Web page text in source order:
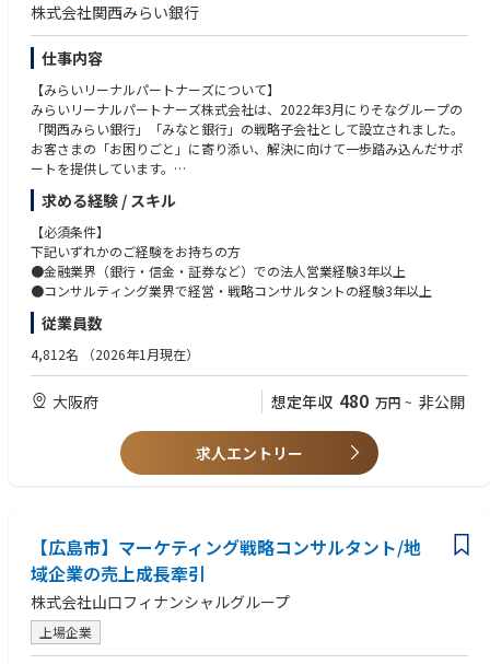
株式会社関西みらい銀行
仕事内容
【みらいリーナルパートナーズについて】
みらいリーナルパートナーズ株式会社は、2022年3月にりそなグループの
「関西みらい銀行」「みなと銀行」の戦略子会社として設立されました。
お客さまの「お困りごと」に寄り添い、解決に向けて一歩踏み込んだサポ
ートを提供しています。
関西みらい銀行では、以下の3つの事業を展開しています：
●伴走型コンサルティング事業（グループ独自手法「リーナル式」）
●購入型クラウドファンディング事業
●デジタル化・DX支援事業
金融の枠にとらわれない柔軟な発想で、お客さまの課題解決や地域の活性
化に取り組んでいます。
【募集職種：伴走型コンサルティング（リーナル式コンサルティング）】
本ポジションでは、みらいリーナルパートナーズ株式会社に出向し、「伴
いただきます。
アリング。そこから、お客さまの勝ちパターンや本質的な課題を明確化し
ます。
●その上で、現場の従業員にもご参加いただくワークショップを開催し、
お客さま自身が課題解決に取り組めるようサポートします。
求める経験 / スキル
【必須条件】
下記いずれかのご経験をお持ちの方
●金融業界（銀行・信金・証券など）での法人営業経験3年以上
●コンサルティング業界で経営・戦略コンサルタントの経験3年以上
従業員数
4,812名 （2026年1月現在）
大阪府 想定年収 480 万円 ~ 非公開
求人エントリー
【広島市】マーケティング戦略コンサルタント/地
域企業の売上成長牽引
株式会社山口フィナンシャルグループ
上場企業